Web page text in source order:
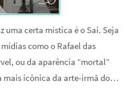
uma certa mística é o Sai. Seja
como o Rafael das
ou da aparência “mortal”
mais icônica da arte-irmã do…